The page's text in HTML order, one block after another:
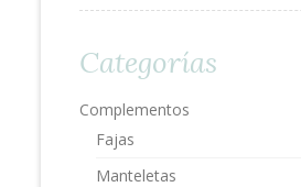
Categorías
Complementos
Fajas
Manteletas